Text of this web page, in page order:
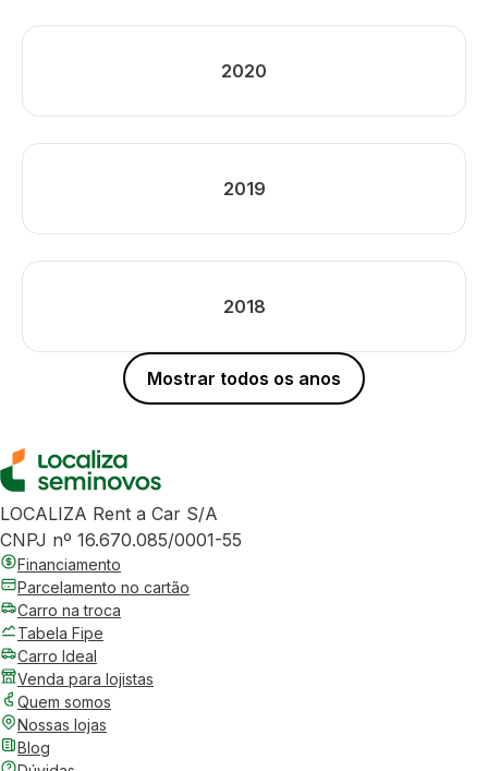
2020
2019
2018
Mostrar todos os anos
LOCALIZA Rent a Car S/A
CNPJ nº 16.670.085/0001-55
Financiamento
Parcelamento no cartão
Carro na troca
Tabela Fipe
Carro Ideal
Venda para lojistas
Quem somos
Nossas lojas
Blog